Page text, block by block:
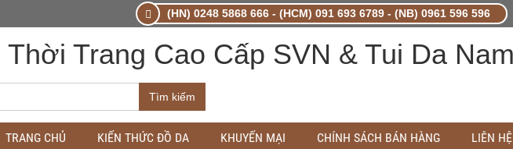
(HN) 0248 5868 666 - (HCM) 091 693 6789 - (NB) 0961 596 596
Tìm kiếm
TRANG CHỦ KIẾN THỨC ĐỒ DA KHUYẾN MẠI CHÍNH SÁCH BÁN HÀNG LIÊN HỆ